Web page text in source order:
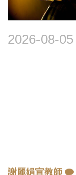
2026-08-05
謝麗娟宣教師